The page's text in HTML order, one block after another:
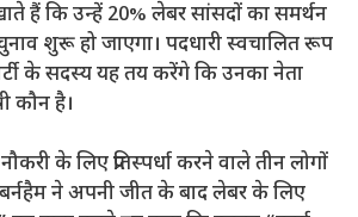
हैं कि उन्हें 20% लेबर सांसदों का समर्थन
चुनाव शुरू हो जाएगा। पदधारी स्वचालित रूप
के सदस्य यह तय करेंगे कि उनका नेता
कौन है।
के लिए प्रतिस्पर्धा करने वाले तीन लोगों
बर्नहैम ने अपनी जीत के बाद लेबर के लिए